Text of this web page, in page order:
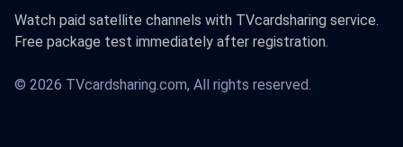
Watch paid satellite channels with TVcardsharing service.
Free package test immediately after registration.
© 2026 TVcardsharing.com, All rights reserved.